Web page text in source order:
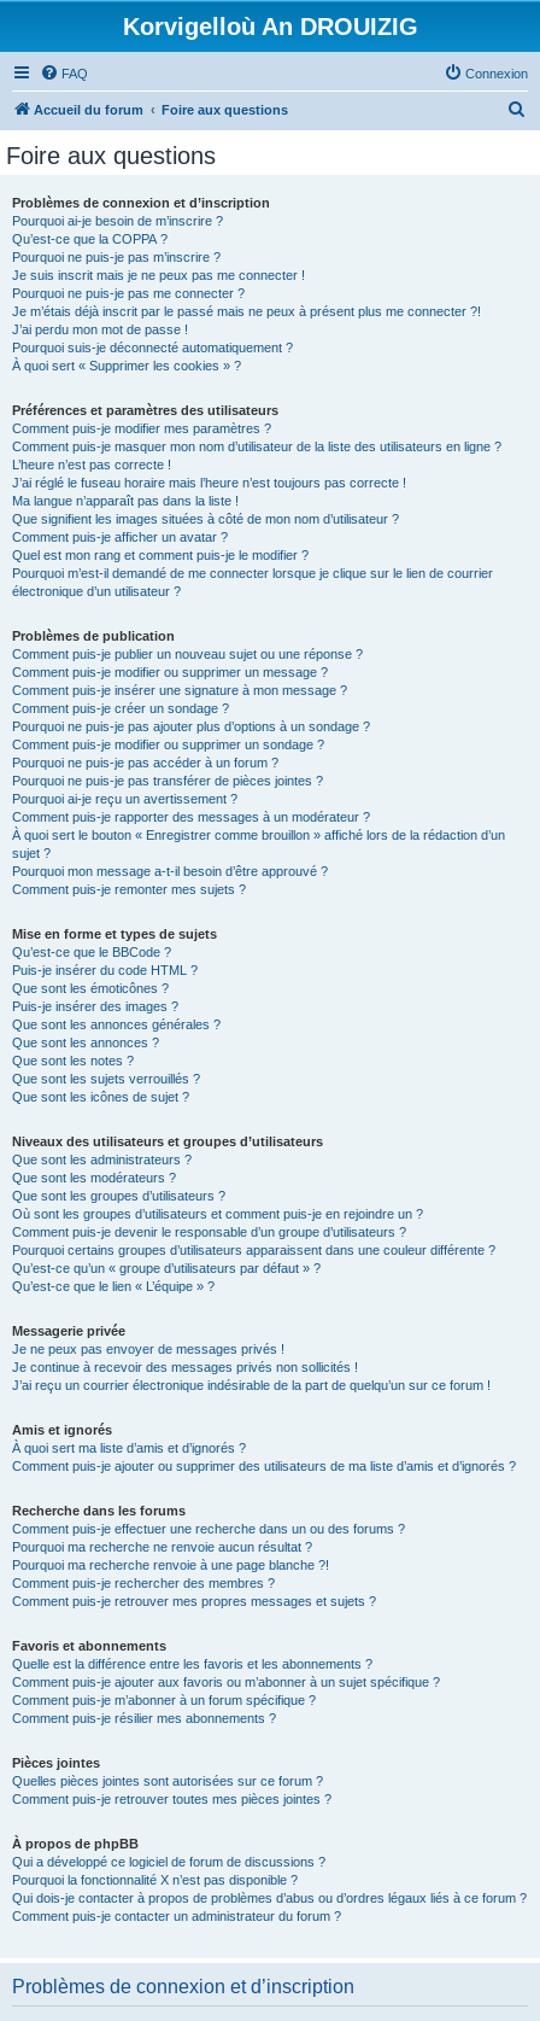
Korvigelloù An DROUIZIG
FAQ Connexion
Accueil du forum Foire aux questions
Foire aux questions
Problèmes de connexion et d’inscription
Pourquoi ai-je besoin de m’inscrire ?
Qu’est-ce que la COPPA ?
Pourquoi ne puis-je pas m’inscrire ?
Je suis inscrit mais je ne peux pas me connecter !
Pourquoi ne puis-je pas me connecter ?
Je m’étais déjà inscrit par le passé mais ne peux à présent plus me connecter ?!
J’ai perdu mon mot de passe !
Pourquoi suis-je déconnecté automatiquement ?
À quoi sert « Supprimer les cookies » ?
Préférences et paramètres des utilisateurs
Comment puis-je modifier mes paramètres ?
Comment puis-je masquer mon nom d’utilisateur de la liste des utilisateurs en ligne ?
L’heure n’est pas correcte !
J’ai réglé le fuseau horaire mais l’heure n’est toujours pas correcte !
Ma langue n’apparaît pas dans la liste !
Que signifient les images situées à côté de mon nom d’utilisateur ?
Comment puis-je afficher un avatar ?
Quel est mon rang et comment puis-je le modifier ?
Pourquoi m’est-il demandé de me connecter lorsque je clique sur le lien de courrier
électronique d’un utilisateur ?
Problèmes de publication
Comment puis-je publier un nouveau sujet ou une réponse ?
Comment puis-je modifier ou supprimer un message ?
Comment puis-je insérer une signature à mon message ?
Comment puis-je créer un sondage ?
Pourquoi ne puis-je pas ajouter plus d’options à un sondage ?
Comment puis-je modifier ou supprimer un sondage ?
Pourquoi ne puis-je pas accéder à un forum ?
Pourquoi ne puis-je pas transférer de pièces jointes ?
Pourquoi ai-je reçu un avertissement ?
Comment puis-je rapporter des messages à un modérateur ?
À quoi sert le bouton « Enregistrer comme brouillon » affiché lors de la rédaction d’un
sujet ?
Pourquoi mon message a-t-il besoin d’être approuvé ?
Comment puis-je remonter mes sujets ?
Mise en forme et types de sujets
Qu’est-ce que le BBCode ?
Puis-je insérer du code HTML ?
Que sont les émoticônes ?
Puis-je insérer des images ?
Que sont les annonces générales ?
Que sont les annonces ?
Que sont les notes ?
Que sont les sujets verrouillés ?
Que sont les icônes de sujet ?
Niveaux des utilisateurs et groupes d’utilisateurs
Que sont les administrateurs ?
Que sont les modérateurs ?
Que sont les groupes d’utilisateurs ?
Où sont les groupes d’utilisateurs et comment puis-je en rejoindre un ?
Comment puis-je devenir le responsable d’un groupe d’utilisateurs ?
Pourquoi certains groupes d’utilisateurs apparaissent dans une couleur différente ?
Qu’est-ce qu’un « groupe d’utilisateurs par défaut » ?
Qu’est-ce que le lien « L’équipe » ?
Messagerie privée
Je ne peux pas envoyer de messages privés !
Je continue à recevoir des messages privés non sollicités !
J’ai reçu un courrier électronique indésirable de la part de quelqu’un sur ce forum !
Amis et ignorés
À quoi sert ma liste d’amis et d’ignorés ?
Comment puis-je ajouter ou supprimer des utilisateurs de ma liste d’amis et d’ignorés ?
Recherche dans les forums
Comment puis-je effectuer une recherche dans un ou des forums ?
Pourquoi ma recherche ne renvoie aucun résultat ?
Pourquoi ma recherche renvoie à une page blanche ?!
Comment puis-je rechercher des membres ?
Comment puis-je retrouver mes propres messages et sujets ?
Favoris et abonnements
Quelle est la différence entre les favoris et les abonnements ?
Comment puis-je ajouter aux favoris ou m’abonner à un sujet spécifique ?
Comment puis-je m’abonner à un forum spécifique ?
Comment puis-je résilier mes abonnements ?
Pièces jointes
Quelles pièces jointes sont autorisées sur ce forum ?
Comment puis-je retrouver toutes mes pièces jointes ?
À propos de phpBB
Qui a développé ce logiciel de forum de discussions ?
Pourquoi la fonctionnalité X n’est pas disponible ?
Qui dois-je contacter à propos de problèmes d’abus ou d’ordres légaux liés à ce forum ?
Comment puis-je contacter un administrateur du forum ?
Problèmes de connexion et d’inscription